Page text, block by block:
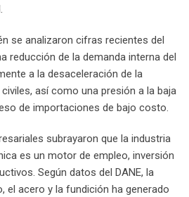
se analizaron cifras recientes del
reducción de la demanda interna del
a la desaceleración de la
así como una presión a la baja
de importaciones de bajo costo.
subrayaron que la industria
es un motor de empleo, inversión
Según datos del DANE, la
el acero y la fundición ha generado